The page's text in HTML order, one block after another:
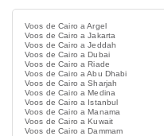
Voos de Cairo a Argel
Voos de Cairo a Jakarta
Voos de Cairo a Jeddah
Voos de Cairo a Dubai
Voos de Cairo a Riade
Voos de Cairo a Abu Dhabi
Voos de Cairo a Sharjah
Voos de Cairo a Medina
Voos de Cairo a Istanbul
Voos de Cairo a Manama
Voos de Cairo a Kuwait
Voos de Cairo a Dammam